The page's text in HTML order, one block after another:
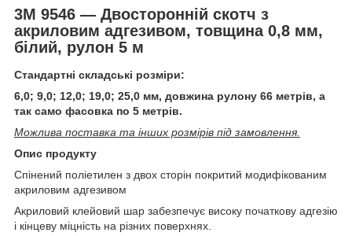
3M 9546 ― Двосторонній скотч з
акриловим адгезивом, товщина 0,8 мм,
білий, рулон 5 м
Стандартні складські розміри:
6,0; 9,0; 12,0; 19,0; 25,0 мм, довжина рулону 66 метрів, а
так само фасовка по 5 метрів.
Можлива поставка та інших розмірів під замовлення.
Опис продукту
Спінений поліетилен з двох сторін покритий модифікованим
акриловим адгезивом
Акриловий клейовий шар забезпечує високу початкову адгезію
і кінцеву міцність на різних поверхнях.